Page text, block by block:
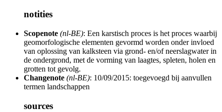
notities
Scopenote (nl-BE): Een karstisch proces is het proces waarbij
geomorfologische elementen gevormd worden onder invloed
van oplossing van kalksteen via grond- en/of neerslagwater in
de ondergrond, met de vorming van laagtes, spleten, holen en
grotten tot gevolg.
Changenote (nl-BE): 10/09/2015: toegevoegd bij aanvullen
termen landschappen
sources